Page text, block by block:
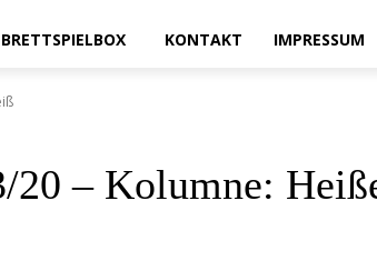
KONTAKT IMPRESSUM
– Kolumne: